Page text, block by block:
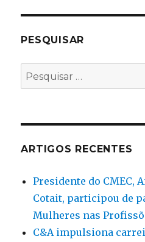
PESQUISAR
Pesquisar
por:
ARTIGOS RECENTES
Presidente do CMEC,
Cotait, participou de
Mulheres nas
C&A impulsiona